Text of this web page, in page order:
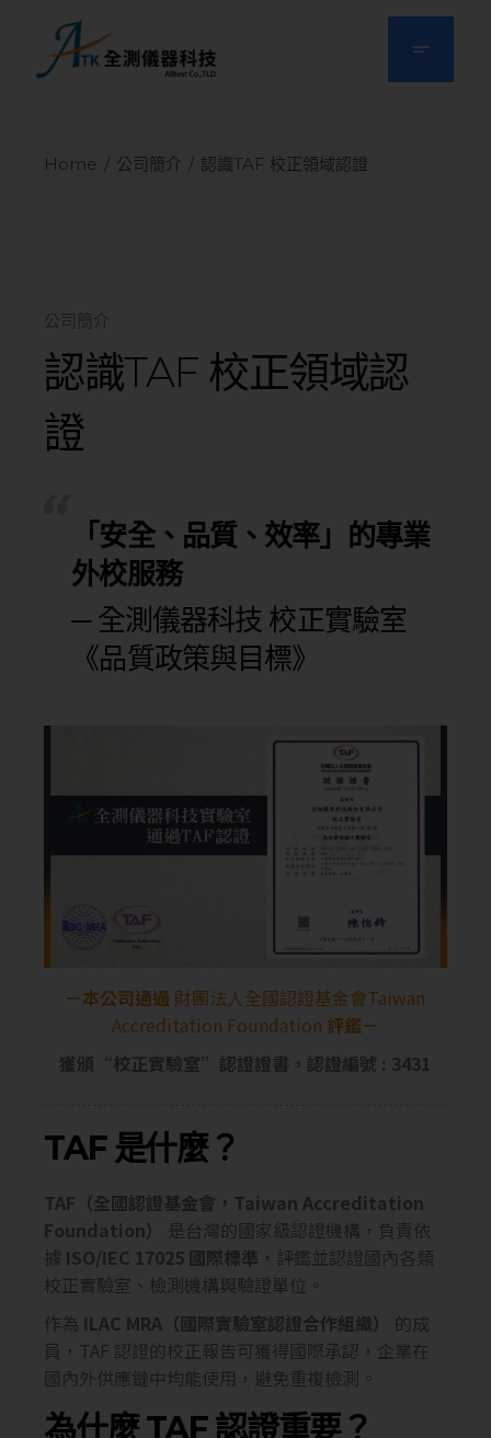
Home 公司簡介 認識TAF 校正領域認證
公司簡介
認識TAF 校正領域認
證
「安全、品質、效率」的專業
外校服務
─ 全測儀器科技 校正實驗室
《品質政策與目標》
－本公司通過 財團法人全國認證基金會Taiwan
Accreditation Foundation 評鑑－
獲頒“校正實驗室”認證證書，認證編號 : 3431
TAF 是什麼？
TAF（全國認證基金會，Taiwan Accreditation
Foundation）
是台灣的國家級認證機構，負責依
據 ISO/IEC 17025 國際標準 ，評鑑並認證國內各類
校正實驗室、檢測機構與驗證單位。
作為 ILAC MRA（國際實驗室認證合作組織）
的成
員，TAF 認證的校正報告可獲得國際承認，企業在
國內外供應鏈中均能使用，避免重複檢測。
為什麼 TAF 認證重要？